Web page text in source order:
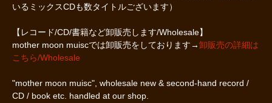
いるミックスCDも数タイトルございます）
【レコード/CD/書籍など卸販売します/Wholesale】
mother moon muiscでは卸販売をしております→卸販売の詳細は
こちら/Wholesale
"mother moon muisc", wholesale new & second-hand record /
CD / book etc. handled at our shop.